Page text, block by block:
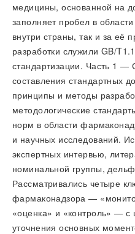
медицины, основанной на
заполняет пробел в
внутри страны, так и за её
разработки служили GB/
стандартизации. Часть 1 —
составления стандартных
принципы и методы
методологические
норм в области
и научных исследований.
экспертных интервью,
номинальной группы,
Рассматривались четыре
фармаконадзора —
«оценка» и «контроль» —
уточнения основных